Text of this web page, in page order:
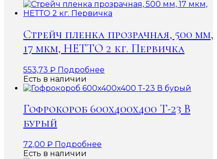
Стрейч пленка прозрачная, 500 мм,
17 мкм, НЕТТО 2 кг. Первичка
553,73 ₽ Подробнее
Есть в наличии
Гофрокороб 600x400x400 Т-23 В
бурый
72,00 ₽ Подробнее
Есть в наличии